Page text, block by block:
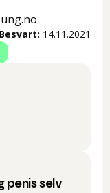
Besvart: 14.11.2021
penis selv